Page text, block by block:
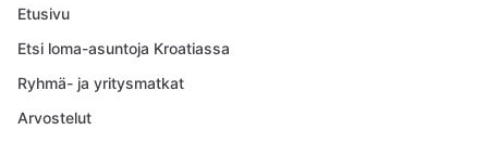
Etusivu
Etsi loma-asuntoja Kroatiassa
Ryhmä- ja yritysmatkat
Arvostelut